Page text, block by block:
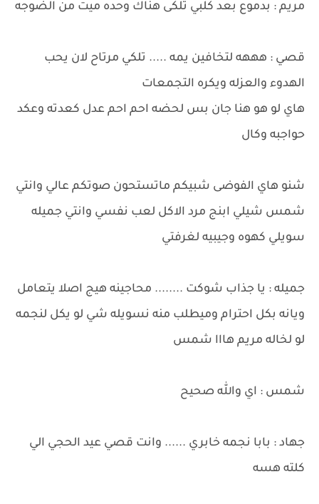
مريم : بدموع بعد كلبي تلكى هناك وحده ميت من الضوجه
قصي : هههه لتخافين يمه ..... تلكي مرتاح لان يحب
الهدوء والعزله ويكره التجمعات
هاي لو هو هنا جان بس لحضه احم احم عدل كعدته وعكد
حواجبه وكال
شنو هاي الفوضى شبيكم ماتستحون صوتكم عالي وانتي
شمس شيلي ابنج مرد الاكل لعب نفسي وانتي جميله
سويلي كهوه وجيبيه لغرفتي
جميله : يا جذاب شوكت ........ محاجينه هيج اصلا يتعامل
ويانه بكل احترام وميطلب منه نسويله شي لو يكل لنجمه
لو لخاله مريم هااا شمس
شمس : اي والله صحيح
جهاد : بابا نجمه خابري ...... وانت قصي عيد الحجي الي
كلته هسه